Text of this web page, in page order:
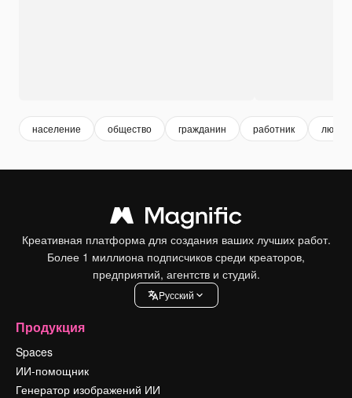
население общество гражданин работник люди
Креативная платформа для создания ваших лучших работ.
Более 1 миллиона подписчиков среди креаторов,
предприятий, агентств и студий.
Pусский
Продукция
Spaces
ИИ-помощник
Генератор изображений ИИ